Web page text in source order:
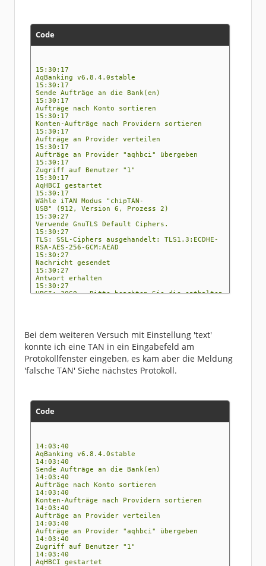
Code
15:30:17
AqBanking v6.8.4.0stable
15:30:17
Sende Aufträge an die Bank(en)
15:30:17
Aufträge nach Konto sortieren
15:30:17
Konten-Aufträge nach Providern sortieren
15:30:17
Aufträge an Provider verteilen
15:30:17
Aufträge an Provider "aqhbci" übergeben
15:30:17
Zugriff auf Benutzer "1"
15:30:17
AqHBCI gestartet
15:30:17
Wähle iTAN Modus "chipTAN-
USB" (912, Version 6, Prozess 2)
15:30:27
Verwende GnuTLS Default Ciphers.
15:30:27
TLS: SSL-Ciphers ausgehandelt: TLS1.3:ECDHE-
RSA-AES-256-GCM:AEAD
15:30:27
Nachricht gesendet
15:30:27
Antwort erhalten
15:30:27
HBCI: 3060 - Bitte beachten Sie die enthalten
15:30:27
HBCI: 3920 - Zugelassene Zwei-Schritt-
Verfahren für den Benutzer. (S)
15:30:27
HBCI: 0020 - Der Auftrag wurde ausgeführt. (S
)
15:30:27
Dialog wurde nicht abgebrochen, PIN scheint g
15:30:27
n.001.001.03 und Profil pain_001_001_03
15:30:27
Verwende SEPA-
Deskriptor urn:iso:std:iso:20022:tech:xsd:pai
n.001.001.03 und Profil pain_001_001_03
15:30:27
Verwende GnuTLS Default Ciphers.
15:30:27
TLS: SSL-Ciphers ausgehandelt: TLS1.3:ECDHE-
RSA-AES-256-GCM:AEAD
15:30:27
Nachricht gesendet
15:30:28
Antwort erhalten
15:30:28
HBCI: 3060 - Bitte beachten Sie die enthalten
Bei dem weiteren Versuch mit Einstellung 'text'
konnte ich eine TAN in ein Eingabefeld am
Protokollfenster eingeben, es kam aber die Meldung
'falsche TAN' Siehe nächstes Protokoll.
Code
14:03:40
AqBanking v6.8.4.0stable
14:03:40
Sende Aufträge an die Bank(en)
14:03:40
Aufträge nach Konto sortieren
14:03:40
Konten-Aufträge nach Providern sortieren
14:03:40
Aufträge an Provider verteilen
14:03:40
Aufträge an Provider "aqhbci" übergeben
14:03:40
Zugriff auf Benutzer "1"
14:03:40
AqHBCI gestartet